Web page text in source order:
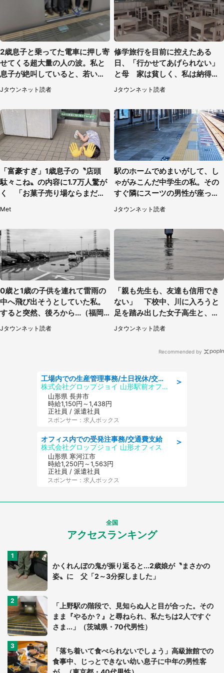
2歳息子と乗ってた電車に押し寄
せてくる超大量の人の波。私と
息子が絶叫していると、若いカ
ップルの乗客が...（東京都・60
代女性）
Jタウンネット読者
修学旅行を目前に控えたある
日、「行かせてあげられない」
と母 家は貧しく、私は納得し
たけれど...（北海道・70代以上
女性）
Jタウンネット読者
「富豪すぎ」1歳息子の〝店頭
駄々こね〟の内容に1.7万人驚が
く 「お菓子売り場ならまだし
Met
駅のホームでめまいがして、し
ゃがみこんだ中学生の私。その
すぐ隣にスーツの男性が座って
きて（千葉県・20代女性）
Jタウンネット読者
0歳と1歳の子供を連れて雷雨の
中へ飛び出そうとしていた私。
すると突然、後ろから...（福岡
県・30代女性）
Jタウンネット読者
「親も先生も、友達も信用でき
ない」 下校中、川に入ろうと
足を踏み出した女子高生と、彼
女を止めた予想外の存在
Jタウンネット読者
Recommended by
＞
工場内での生産管理事務/土日祝休/交通費支給
株式会社グロップジョイ 山形駅前オフィス
山形県 長井市
時給1,150円～1,438円
正社員 / 派遣社員
スポンサー：求人ボックス
＞
オフィス内での受発注事務/交通費支給
株式会社グロップジョイ 山形オフィス
山形県 寒河江市
時給1,250円～1,563円
正社員 / 派遣社員
スポンサー：求人ボックス
全国
アクセスランキング
かくれんぼの鬼が振り返ると...2歳娘が〝まさかの
姿〟に 父「2～3分探しました」
「上野駅の階段で、見知らぬ人と目が合った。その
まま『やるか？』と尋ねられ、私たちは2人ですぐ
さま...」（茨城県・70代男性）
「落ち着いて食べられないでしょう」高級旅館での
食事中、じっとできない幼い息子に中年の男性客